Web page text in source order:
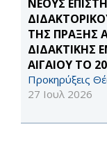
ΝΕΟΥΣ
ΤΗΣ ΠΡΑΞΗΣ
ΔΙΔΑΚΤΙΚΗΣ
ΑΙΓΑΙΟΥ ΤΟ
Προκηρύξεις
27 Ιουλ 2026